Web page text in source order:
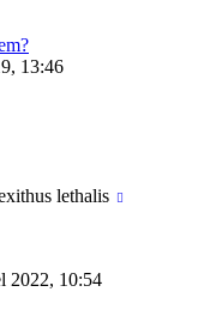
13:46
lethalis
2022, 10:54